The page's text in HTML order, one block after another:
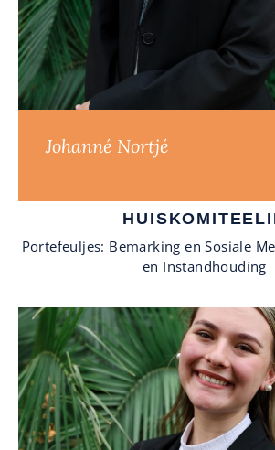
Johanné Nortjé
Portefeuljes: Bemarking en Sosiale
en Instandhouding